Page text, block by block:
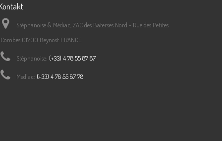
Stéphanoise & Médiac, ZAC des Baterses Nord - Rue des Petites
Combes 01700 Beynost FRANCE
Stéphanoise: (+33) 4 78 55 87 87
Mediac: (+33) 4 78 55 87 78